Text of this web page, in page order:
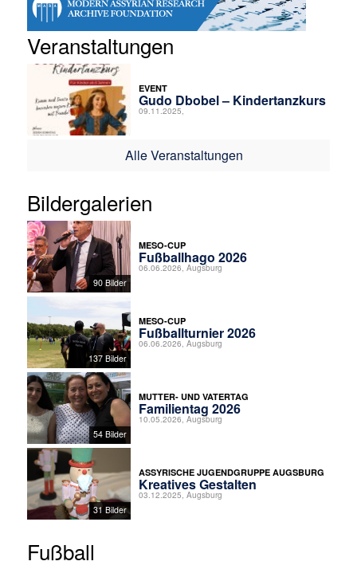
Veranstaltungen
EVENT
Gudo Dbobel – Kindertanzkurs
09.11.2025,
Alle Veranstaltungen
Bildergalerien
90 Bilder
MESO-CUP
Fußballhago 2026
06.06.2026, Augsburg
137 Bilder
MESO-CUP
Fußballturnier 2026
06.06.2026, Augsburg
54 Bilder
MUTTER- UND VATERTAG
Familientag 2026
10.05.2026, Augsburg
31 Bilder
ASSYRISCHE JUGENDGRUPPE AUGSBURG
Kreatives Gestalten
03.12.2025, Augsburg
Fußball